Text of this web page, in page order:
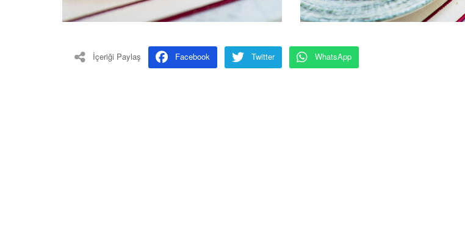
İçeriği Paylaş Facebook Twitter WhatsApp